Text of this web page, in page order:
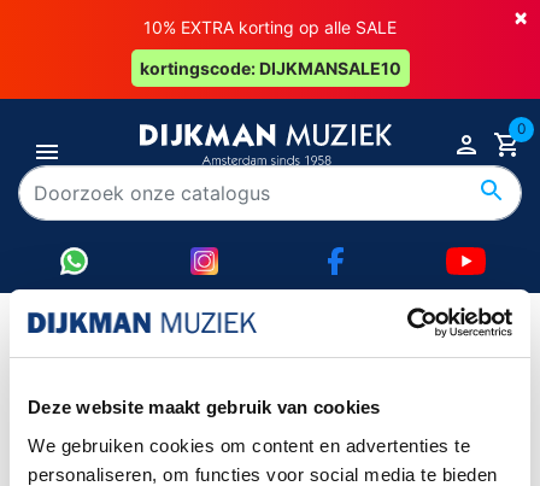
Deze website maakt gebruik van cookies
We gebruiken cookies om content en advertenties te
personaliseren, om functies voor social media te bieden
×
10% EXTRA korting op alle SALE
kortingscode: DIJKMANSALE10
0
TC-HELICON
Item 1-0 van 0 in totaal item(s)
Item 1-0 van 0 in totaal item(s)